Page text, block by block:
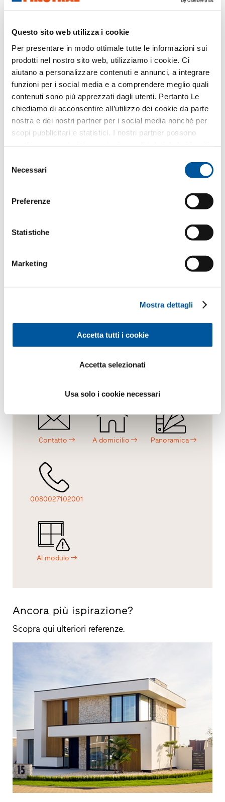
Questo sito web utilizza i cookie
Per presentare in modo ottimale tutte le informazioni sui
prodotti nel nostro sito web, utilizziamo i cookie. Ci
aiutano a personalizzare contenuti e annunci, a integrare
funzioni per i social media e a comprendere meglio quali
contenuti sono più apprezzati dagli utenti. Pertanto Le
chiediamo di acconsentire all’utilizzo dei cookie da parte
nostra e dei nostri partner per i social media nonché per
scopi pubblicitari e statistici. I nostri partner possono
delNecessari
Preferenze
Statistiche
Marketing
Mostra dettagli
Accetta tutti i cookie
Accetta selezionati
Usa solo i cookie necessari
Richiedere dati CAD
FIN-Vista parete vetrata 169/193
alluminio-alluminio
Scaricare scheda tecnica di prodotto
Richiedere voci di capitolato
Richiedere campioni di prodotto
Richiedere dati CAD
FIN-Project Slim-line Twin 78/88
Scaricare scheda tecnica di prodotto
Le piace questo progetto?
Richiesta.
Contatto
0080027102001
Al modulo
Consulenza.
A domicilio
Materiale.
Panoramica
Ancora più ispirazione?
Scopra qui ulteriori referenze.